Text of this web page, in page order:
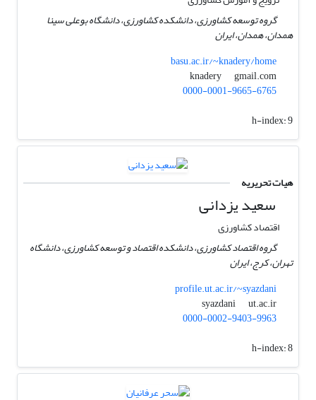
گروه توسعه کشاورزی، دانشکده کشاورزی، دانشگاه بوعلی سینا
همدان، همدان، ایران
basu.ac.ir/~knadery/home
knadery
gmail.com
0000-0001-9665-6765
h-index:9
هیات تحریریه
سعید یزدانی
اقتصاد کشاورزی
گروه اقتصاد کشاورزی، دانشکده اقتصاد و توسعه کشاورزی، دانشگاه
تهران، کرج، ایران
profile.ut.ac.ir/~syazdani
syazdani
ut.ac.ir
0000-0002-9403-9963
h-index:8